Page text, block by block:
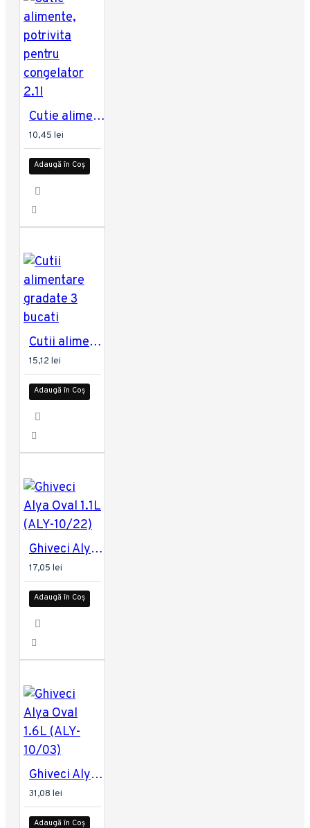
Cutie alimente, potrivita pentru congelator 2.1l
10,45 lei
Adaugă în Coș
Cutii alimentare gradate 3 bucati
15,12 lei
Adaugă în Coș
Ghiveci Alya Oval 1.1L (ALY-10/22)
17,05 lei
Adaugă în Coș
Ghiveci Alya Oval 1.6L (ALY-10/03)
31,08 lei
Adaugă în Coș